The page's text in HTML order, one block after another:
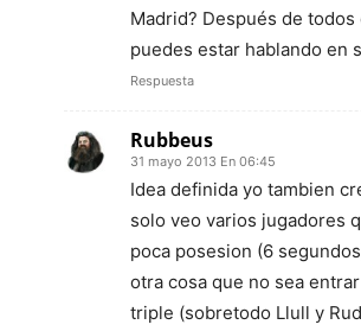
Madrid? Después de
puedes estar hablando en
Respuesta
Rubbeus
31 mayo 2013 En 06:45
Idea definida yo tambien
solo veo varios jugadores
poca posesion (6
otra cosa que no sea
triple (sobretodo Llull y